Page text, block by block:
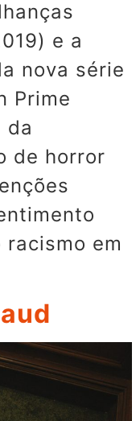
e a
nova série
Prime
da
de horror
em